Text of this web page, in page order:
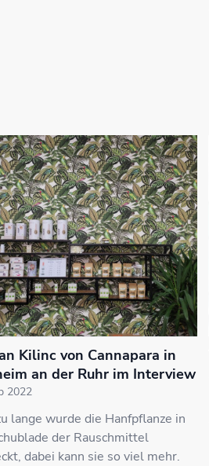
Kilinc von Cannapara in
an der Ruhr im Interview
2022
lange wurde die Hanfpflanze in
der Rauschmittel
dabei kann sie so viel mehr.